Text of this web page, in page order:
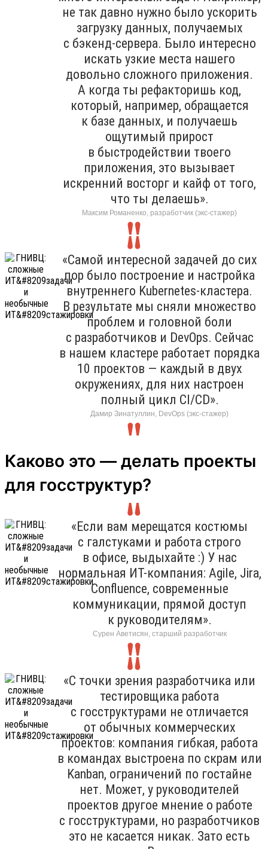
не так давно нужно было ускорить
загрузку данных, получаемых
с бэкенд-сервера. Было интересно
искать узкие места нашего
довольно сложного приложения.
А когда ты рефакторишь код,
который, например, обращается
к базе данных, и получаешь
ощутимый прирост
в быстродействии твоего
приложения, это вызывает
искренний восторг и кайф от того,
что ты делаешь».
Максим Романенко, разработчик (экс-стажер)
«Самой интересной задачей до сих
пор было построение и настройка
внутреннего Kubernetes-кластера.
В результате мы сняли множество
проблем и головной боли
с разработчиков и DevOps. Сейчас
в нашем кластере работает порядка
10 проектов — каждый в двух
окружениях, для них настроен
полный цикл CI/CD».
Дамир Зинатуллин, DevOps (экс-стажер)
Каково это — делать проекты
для госструктур?
«Если вам мерещатся костюмы
с галстуками и работа строго
в офисе, выдыхайте :) У нас
нормальная ИТ-компания: Agile, Jira,
Confluence, современные
коммуникации, прямой доступ
к руководителям».
Сурен Аветисян, старший разработчик
«С точки зрения разработчика или
тестировщика работа
с госструктурами не отличается
от обычных коммерческих
проектов: компания гибкая, работа
в командах выстроена по скрам или
Kanban, ограничений по гостайне
нет. Может, у руководителей
проектов другое мнение о работе
с госструктурами, но разработчиков
это не касается никак. Зато есть